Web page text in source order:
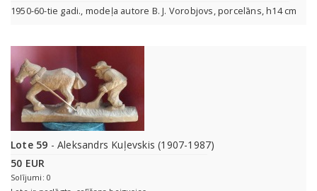
1950-60-tie gadi., modeļa autore B. J. Vorobjovs, porcelāns, h14 cm
Lote 59 - Aleksandrs Kuļevskis (1907-1987)
50 EUR
Solījumi: 0